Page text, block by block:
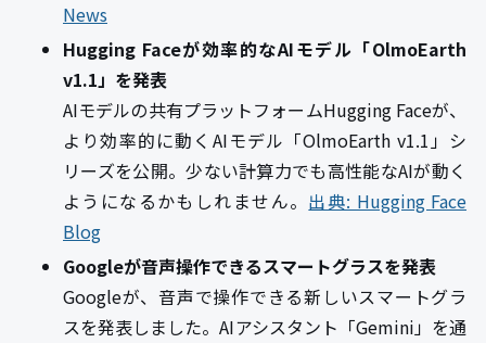
News
Hugging Faceが効率的なAIモデル「OlmoEarth
v1.1」を発表
AIモデルの共有プラットフォームHugging Faceが、
より効率的に動くAIモデル「OlmoEarth v1.1」シ
リーズを公開。少ない計算力でも高性能なAIが動く
ようになるかもしれません。 出典: Hugging Face
Blog
Googleが音声操作できるスマートグラスを発表
Googleが、音声で操作できる新しいスマートグラ
スを発表しました。AIアシスタント「Gemini」を通